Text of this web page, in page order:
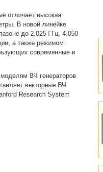
отличает высокая
В новой линейке
до 2.025 ГГц, 4.050
а также режимом
современные и
ВЧ генераторов
векторные ВЧ
Research System